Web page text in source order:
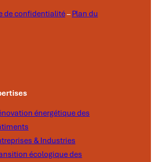
de confidentialité–Plan du
énergétique des
& Industries
écologique des